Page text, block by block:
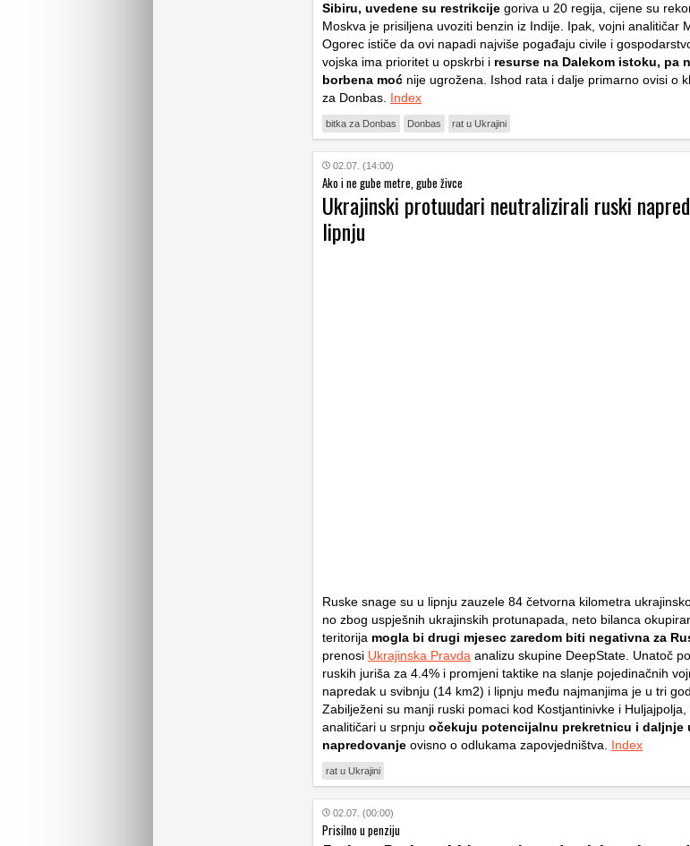
Sibiru, uvedene su restrikcije goriva u 20 regija, cijene su
Moskva je prisiljena uvoziti benzin iz Indije. Ipak, vojni analitičar
Ogorec ističe da ovi napadi najviše pogađaju civile i
vojska ima prioritet u opskrbi i resurse na Dalekom istoku, pa
borbena moć nije ugrožena. Ishod rata i dalje primarno ovisi o
za Donbas. Index
bitka za Donbas Donbas rat u Ukrajini
02.07. (14:00)
Ako i ne gube metre, gube živce
Ukrajinski protuudari neutralizirali ruski
lipnju
Ruske snage su u lipnju zauzele 84 četvorna kilometra
no zbog uspješnih ukrajinskih protunapada, neto bilanca
teritorija mogla bi drugi mjesec zaredom biti negativna za
prenosi Ukrajinska Pravda analizu skupine DeepState. Unatoč
ruskih juriša za 4.4% i promjeni taktike na slanje pojedinačnih
napredak u svibnju (14 km2) i lipnju među najmanjima je u tri
Zabilježeni su manji ruski pomaci kod Kostjantinivke i Huljajpolja,
analitičari u srpnju očekuju potencijalnu prekretnicu i daljnje
napredovanje ovisno o odlukama zapovjedništva. Index
rat u Ukrajini
02.07. (00:00)
Prisilno u penziju